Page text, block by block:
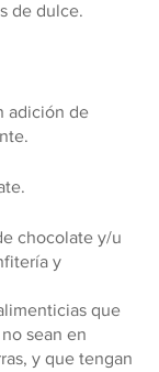
de dulce.
adición de
chocolate y/u
y
que
sean en
y que tengan